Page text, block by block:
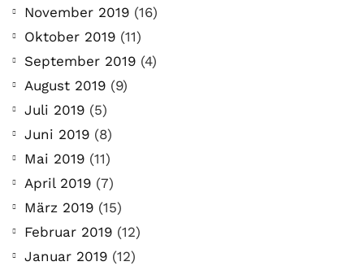
November 2019 (16)
Oktober 2019 (11)
September 2019 (4)
August 2019 (9)
Juli 2019 (5)
Juni 2019 (8)
Mai 2019 (11)
April 2019 (7)
März 2019 (15)
Februar 2019 (12)
Januar 2019 (12)